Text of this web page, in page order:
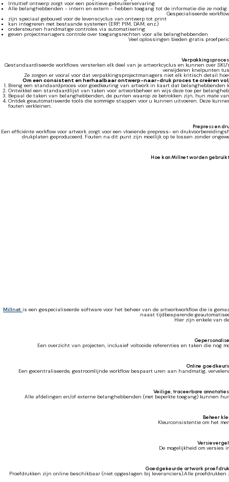
Intuïtief ontwerp zorgt voor een positieve gebruikerservaring
Alle belanghebbenden - intern en extern - hebben toegang tot de informatie die ze nodig
Gespecialiseerde
zijn speciaal gebouwd voor de levenscyclus van ontwerp tot print
kan integreren met bestaande systemen (ERP, PIM, DAM, enz.)
ondersteunen handmatige controles via automatisering
geven projectmanagers controle over toegangsrechten voor alle belanghebbenden
Veel oplossingen bieden gratis
Gestandaardiseerde workflows versterken elk deel van je artworkcyclus en kunnen over
verwijderen knelpunten
Ze zorgen er vooral voor dat verpakkingsprojectmanagers niet elk kritisch detail
Om een consistent en herhaalbaar ontwerp-naar-druk proces te creëren
Breng een standaardproces voor goedkeuring van artwork in kaart dat belanghebbenden
Ontwikkel een standaardlijst van taken voor artworkbeheer en wijs deze toe per
Bepaal de taken van belanghebbenden, de punten waarop ze betrokken zijn, hun mate
Ontdek geautomatiseerde tools die sommige stappen voor u kunnen uitvoeren. Deze
fouten verkleinen.
Prepress en
Een efficiënte workflow voor artwork zorgt voor een vloeiende prepress- en
drukplaten geproduceerd. Fouten na dit punt zijn moeilijk op te lossen zonder
Hoe kan Millnet worden
Millnet is een gespecialiseerde software voor het beheer van de artworkworkflow die is
naast tijdbesparende
Hier zijn enkele van
Een overzicht van projecten, inclusief voltooide referenties en taken die nog
Online
Een gecentraliseerde, gestroomlijnde workflow bespaart uren aan handmatig,
Veilige, traceerbare
Alle afdelingen en/of externe belanghebbenden (met beperkte toegang) kunnen
Beheer
Kleurconsistentie om het
De mogelijkheid om versies
Goedgekeurde artwork
Proefdrukken zijn online beschikbaar (niet opgeslagen bij leveranciers).Alle